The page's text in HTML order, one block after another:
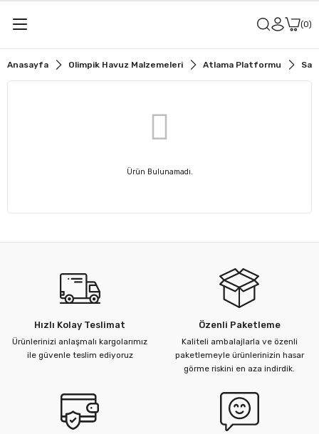
0
Anasayfa Olimpik Havuz Malzemeleri Atlama Platformu
Ürün Bulunamadı.
Hızlı Kolay Teslimat
Ürünlerinizi anlaşmalı kargolarımız
ile güvenle teslim ediyoruz
Özenli Paketleme
Kaliteli ambalajlarla ve özenli
paketlemeyle ürünlerinizin hasar
görme riskini en aza indirdik.